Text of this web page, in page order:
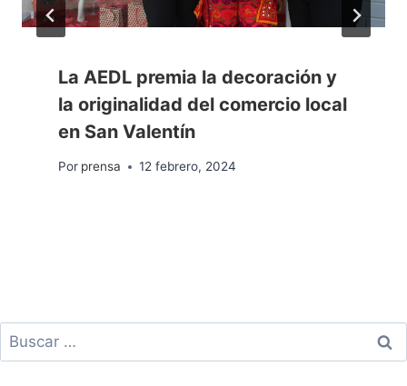
La AEDL premia la decoración y
la originalidad del comercio local
en San Valentín
Por prensa 12 febrero, 2024
Buscar: